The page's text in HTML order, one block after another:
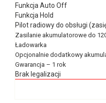
Funkcja Auto Off
Funkcja Hold
Pilot radiowy do obsługi
Zasilanie akumulatorowe do
Ładowarka
Opcjonalnie dodatkowy
Gwarancja – 1 rok
Brak legalizacji